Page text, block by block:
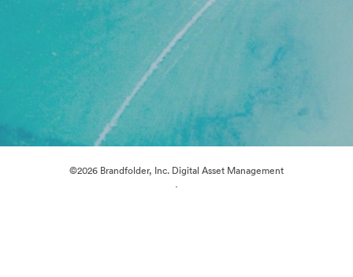
©2026 Brandfolder, Inc. Digital Asset Management
·